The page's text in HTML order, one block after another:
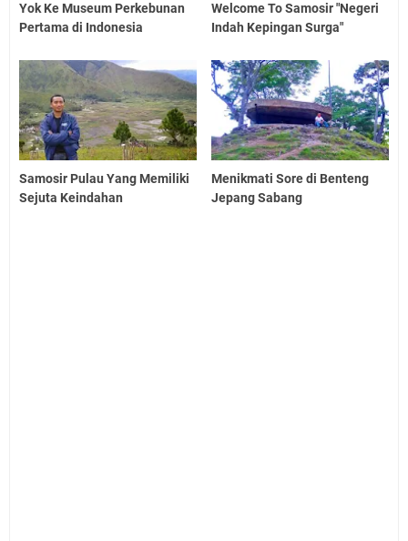
Yok Ke Museum Perkebunan
Pertama di Indonesia
Welcome To Samosir "Negeri
Indah Kepingan Surga"
Samosir Pulau Yang Memiliki
Sejuta Keindahan
Menikmati Sore di Benteng
Jepang Sabang